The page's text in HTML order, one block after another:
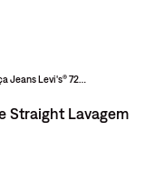
Straight Lavagem